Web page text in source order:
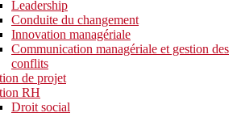
Leadership
Conduite du changement
Innovation managériale
Communication managériale et gestion des
conflits
de projet
RH
Droit social